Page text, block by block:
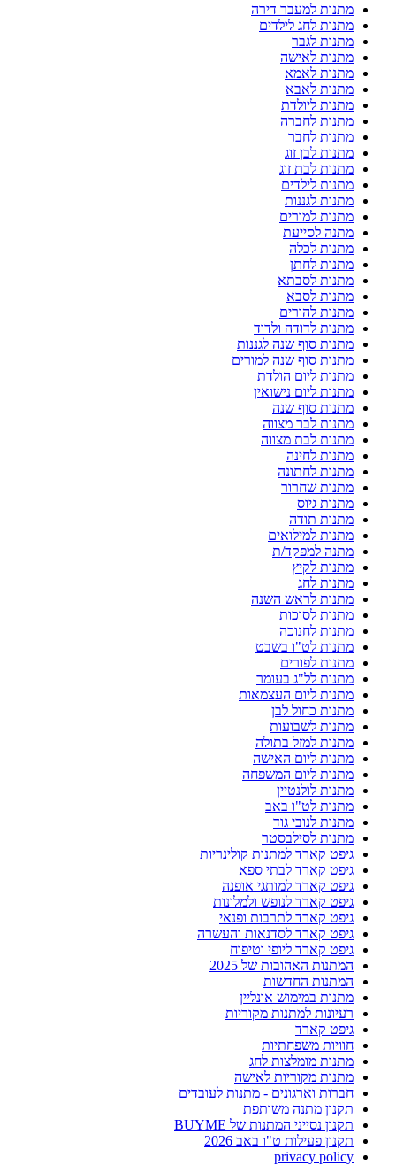
מתנות למעבר דירה
מתנות לחג לילדים
מתנות לגבר
מתנות לאישה
מתנות לאמא
מתנות לאבא
מתנות ליולדת
מתנות לחברה
מתנות לחבר
מתנות לבן זוג
מתנות לבת זוג
מתנות לילדים
מתנות לגננות
מתנות למורים
מתנה לסייעת
מתנות לכלה
מתנות לחתן
מתנות לסבתא
מתנות לסבא
מתנות להורים
מתנות לדודה ולדוד
מתנות סוף שנה לגננות
מתנות סוף שנה למורים
מתנות ליום הולדת
מתנות ליום נישואין
מתנות סוף שנה
מתנות לבר מצווה
מתנות לבת מצווה
מתנות לחינה
מתנות לחתונה
מתנות שחרור
מתנות גיוס
מתנות תודה
מתנות למילואים
מתנה למפקד/ת
מתנות לקיץ
מתנות לחג
מתנות לראש השנה
מתנות לסוכות
מתנות לחנוכה
מתנות לט"ו בשבט
מתנות לפורים
מתנות לל"ג בעומר
מתנות ליום העצמאות
מתנות כחול לבן
מתנות לשבועות
מתנות למזל בתולה
מתנות ליום האישה
מתנות ליום המשפחה
מתנות לולנטיין
מתנות לט"ו באב
מתנות לנובי גוד
מתנות לסילבסטר
גיפט קארד למתנות קולינריות
גיפט קארד לבתי ספא
גיפט קארד למותגי אופנה
גיפט קארד לנופש ולמלונות
גיפט קארד לתרבות ופנאי
גיפט קארד לסדנאות והעשרה
גיפט קארד ליופי וטיפוח
המתנות האהובות של 2025
המתנות החדשות
מתנות במימוש אונליין
רעיונות למתנות מקוריות
גיפט קארד
חוויות משפחתיות
מתנות מומלצות לחג
מתנות מקוריות לאישה
חברות וארגונים - מתנות לעובדים
תקנון מתנה משותפת
תקנון נסייני המתנות של BUYME
תקנון פעילות ט"ו באב 2026
privacy policy